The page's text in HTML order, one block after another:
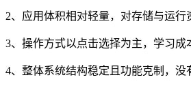
2、应用体积相对轻量，对存储与运行
3、操作方式以点击选择为主，学习成
4、整体系统结构稳定且功能克制，没